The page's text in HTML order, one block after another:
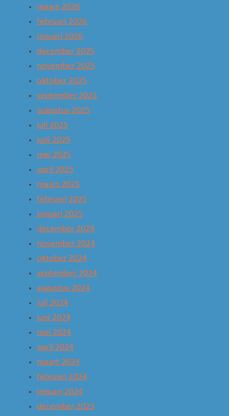
maart 2026
februari 2026
januari 2026
december 2025
november 2025
oktober 2025
september 2025
augustus 2025
juli 2025
juni 2025
mei 2025
april 2025
maart 2025
februari 2025
januari 2025
december 2024
november 2024
oktober 2024
september 2024
augustus 2024
juli 2024
juni 2024
mei 2024
april 2024
maart 2024
februari 2024
januari 2024
december 2023